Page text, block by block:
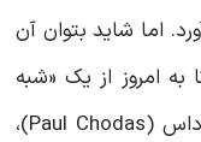
اما شاید بتوان آن
به امروز از یک «شبه
قمر» نزدیک کره‌ی زمین دانست. پل کوداس (Paul Chodas)،